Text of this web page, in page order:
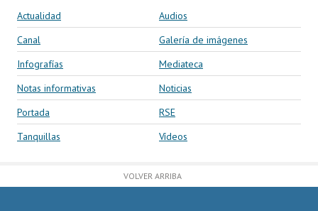
Actualidad
Audios
Canal
Galería de imágenes
Infografías
Mediateca
Notas informativas
Noticias
Portada
RSE
Tanquillas
Vídeos
VOLVER ARRIBA